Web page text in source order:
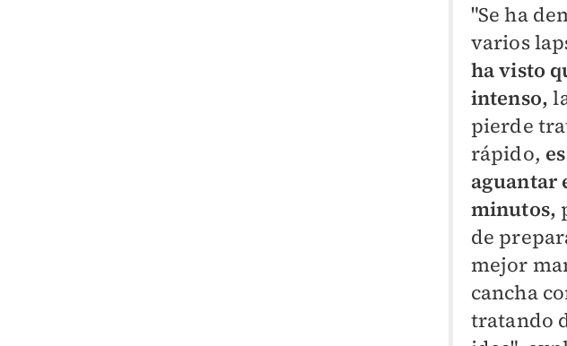
"Se ha
varios
ha visto
intenso,
pierde
rápido,
aguantar
minutos,
de
mejor
cancha
tratando